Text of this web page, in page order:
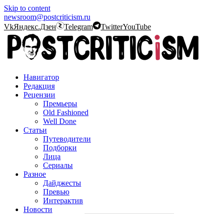
Skip to content
newsroom@postcriticism.ru
VkЯндекс.Дзен Telegram TwitterYouTube
Навигатор
Редакция
Рецензии
Премьеры
Old Fashioned
Well Done
Статьи
Путеводители
Подборки
Лица
Сериалы
Разное
Дайджесты
Превью
Интерактив
Новости